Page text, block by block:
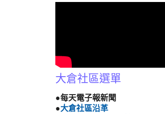
大倉社區選單
●每天電子報新聞
●大倉社區沿革